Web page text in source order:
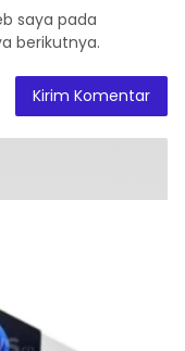
saya pada
berikutnya.